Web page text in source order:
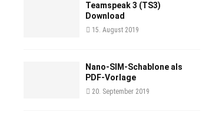
Teamspeak 3 (TS3)
Download
15. August 2019
Nano-SIM-Schablone als
PDF-Vorlage
20. September 2019